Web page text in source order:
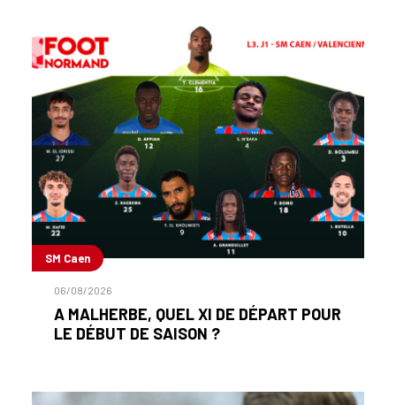
SM Caen
06/08/2026
A MALHERBE, QUEL XI DE DÉPART POUR
LE DÉBUT DE SAISON ?